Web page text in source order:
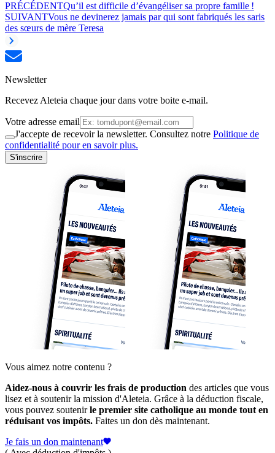
PRÉCÉDENTQu’il est difficile d’évangéliser sa propre famille !
SUIVANTVous ne devinerez jamais par qui sont fabriqués les saris
des sœurs de mère Teresa
Newsletter
Recevez Aleteia chaque jour dans votre boite e-mail.
Votre adresse email
J'accepte de recevoir la newsletter. Consultez notre Politique de
confidentialité pour en savoir plus.
S'inscrire
Vous aimez notre contenu ?
Aidez-nous à couvrir les frais de production des articles que vous
lisez et à soutenir la mission d'Aleteia. Grâce à la déduction fiscale,
vous pouvez soutenirle premier site catholique au monde tout en
réduisant vos impôts. Faites un don dès maintenant.
Je fais un don maintenant